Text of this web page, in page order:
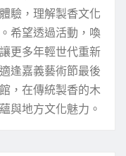
驗，理解製香文化
希望透過活動，喚
更多年輕世代重新
逢嘉義藝術節最後
，在傳統製香的木
與地方文化魅力。